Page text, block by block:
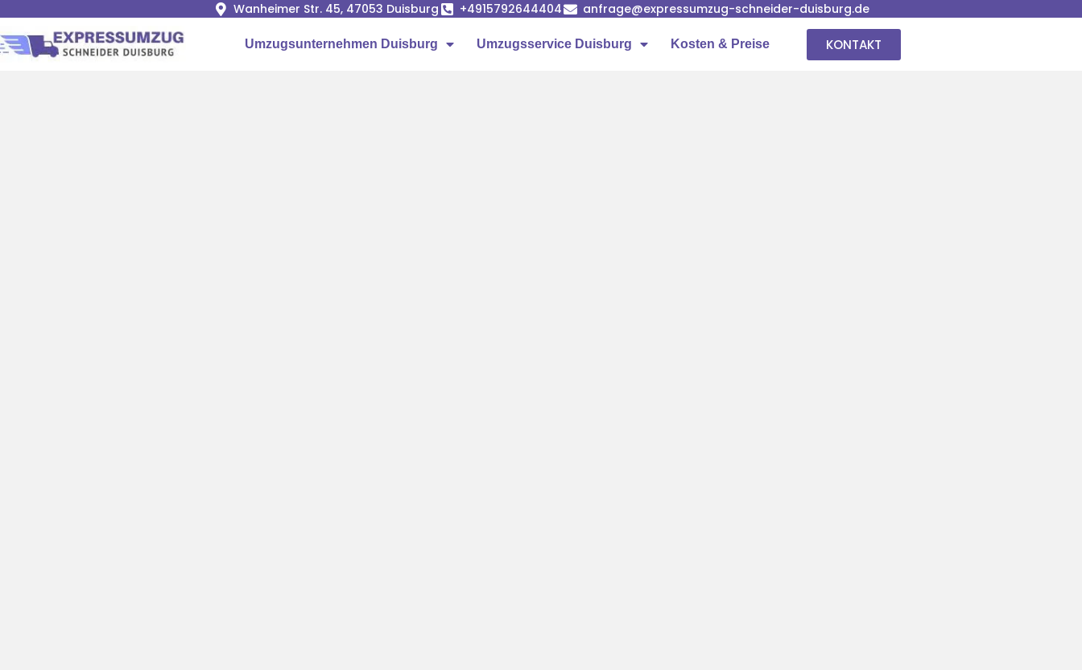
Wanheimer Str. 45, 47053 Duisburg +4915792644404 anfrage@expressumzug-schneider-duisburg.de
Umzugsunternehmen Duisburg Umzugsservice Duisburg Kosten & Preise KONTAKT